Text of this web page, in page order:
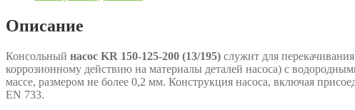
Описание
Консольный насос KR 150-125-200 (13/195) служит для
коррозионному действию на материалы деталей насоса) с
массе, размером не более 0,2 мм. Конструкция насоса, включая
EN 733.